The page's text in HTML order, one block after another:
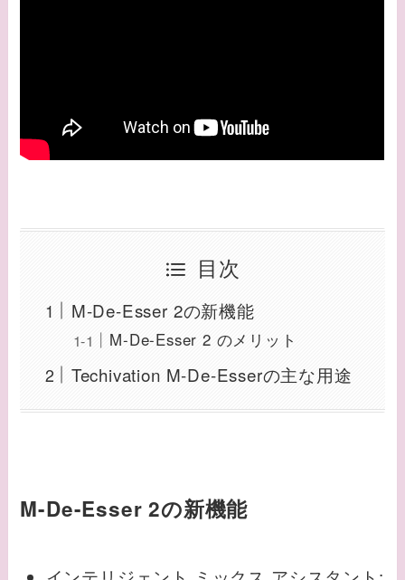
目次
M-De-Esser 2の新機能
M-De-Esser 2 のメリット
Techivation M-De-Esserの主な用途
M-De-Esser 2の新機能